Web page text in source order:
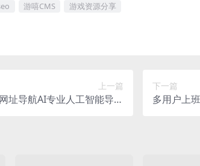
游嘻CMS 游戏资源分享
上一篇
址导航AI专业人工智能导航
下一篇
多用户上